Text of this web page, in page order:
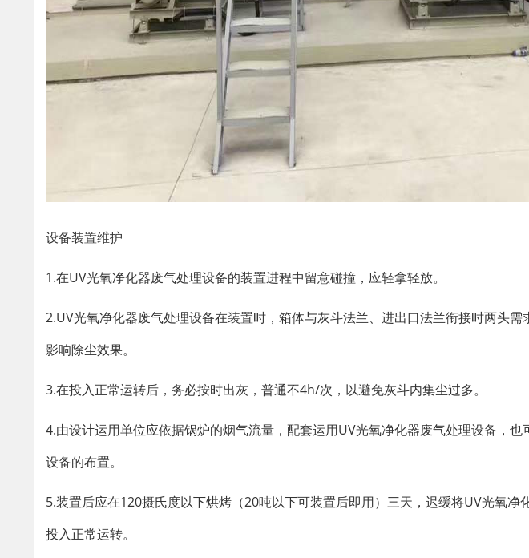
设备装置维护
1.在UV光氧净化器废气处理设备的装置进程中留意碰撞，应轻拿轻放。
2.UV光氧净化器废气处理设备在装置时，箱体与灰斗法兰、进出口法兰衔接时两头需
影响除尘效果。
3.在投入正常运转后，务必按时出灰，普通不4h/次，以避免灰斗内集尘过多。
4.由设计运用单位应依据锅炉的烟气流量，配套运用UV光氧净化器废气处理设备，
设备的布置。
5.装置后应在120摄氏度以下烘烤（20吨以下可装置后即用）三天，迟缓将UV光氧
投入正常运转。